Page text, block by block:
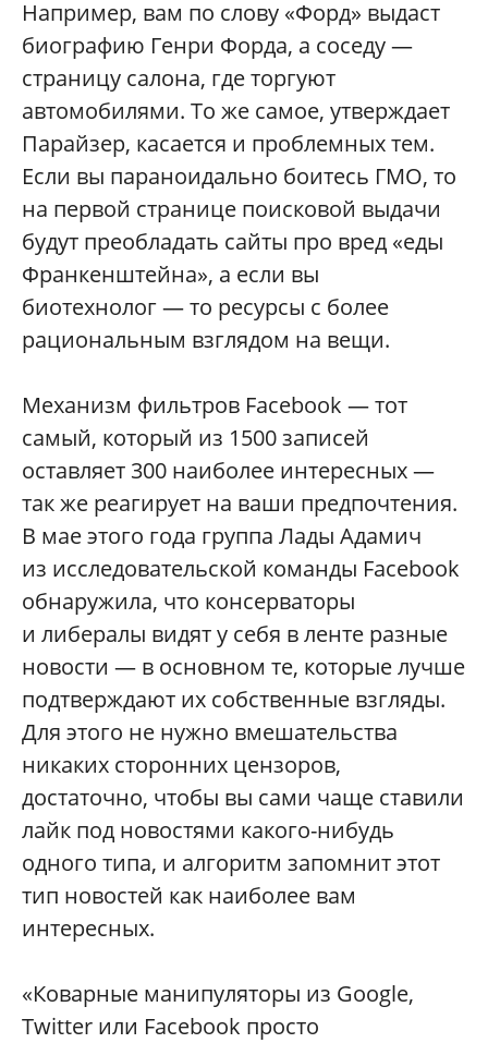
Например, вам по слову «Форд» выдаст
биографию Генри Форда, а соседу —
страницу салона, где торгуют
автомобилями. То же самое, утверждает
Парайзер, касается и проблемных тем.
Если вы параноидально боитесь ГМО, то
на первой странице поисковой выдачи
будут преобладать сайты про вред «еды
Франкенштейна», а если вы
биотехнолог — то ресурсы с более
рациональным взглядом на вещи.
Механизм фильтров Facebook — тот
самый, который из 1500 записей
оставляет 300 наиболее интересных —
так же реагирует на ваши предпочтения.
В мае этого года группа Лады Адамич
из исследовательской команды Facebook
обнаружила, что консерваторы
и либералы видят у себя в ленте разные
новости — в основном те, которые лучше
подтверждают их собственные взгляды.
Для этого не нужно вмешательства
никаких сторонних цензоров,
достаточно, чтобы вы сами чаще ставили
лайк под новостями какого-нибудь
одного типа, и алгоритм запомнит этот
тип новостей как наиболее вам
интересных.
«Коварные манипуляторы из Google,
Twitter или Facebook просто